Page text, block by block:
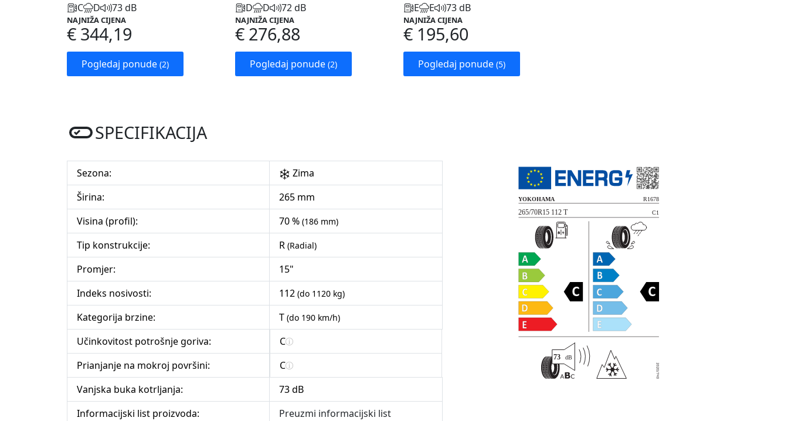
C D 73 dB
NAJNIŽA CIJENA
€ 344,19
Pogledaj ponude (2)
D D 72 dB
NAJNIŽA CIJENA
€ 276,88
Pogledaj ponude (2)
E E 73 dB
NAJNIŽA CIJENA
€ 195,60
Pogledaj ponude (5)
SPECIFIKACIJA
Sezona:
Zima
Širina:
265 mm
Visina (profil):
70 % (186 mm)
Tip konstrukcije: R (Radial)
Promjer:
15"
Indeks nosivosti:
112 (do 1120 kg)
Kategorija brzine: T (do 190 km/h)
Učinkovitost potrošnje goriva:
C
Prianjanje na mokroj površini:
C
Vanjska buka kotrljanja:
73 dB
Informacijski list proizvoda:
Preuzmi informacijski list